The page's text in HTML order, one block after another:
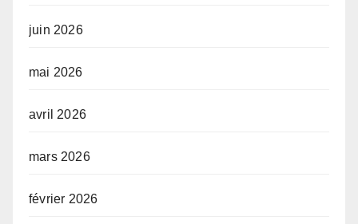
juin 2026
mai 2026
avril 2026
mars 2026
février 2026